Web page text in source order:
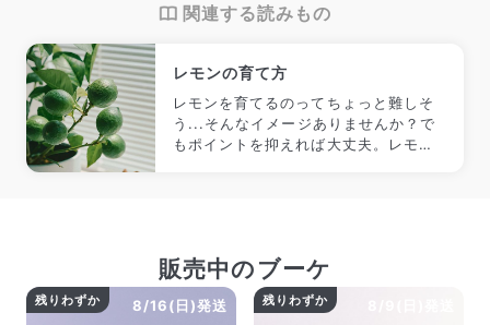
関連する読みもの
レモンの育て方
レモンを育てるのってちょっと難しそ
う...そんなイメージありませんか？で
もポイントを抑えれば大丈夫。レモン
販売中のブーケ
8/16(日)発送
残りわずか 残りわずか